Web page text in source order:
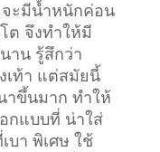
จะมีน้ำหนักค่อน
ต จึงทำให้มี
าน รู้สึกว่า
เท้า แต่สมัยนี้
ขึ้นมาก ทำให้
กแบบที่ น่าใส่
บา พิเศษ ใช้